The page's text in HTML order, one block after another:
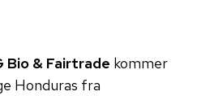
Bio & Fairtrade kommer
Honduras fra